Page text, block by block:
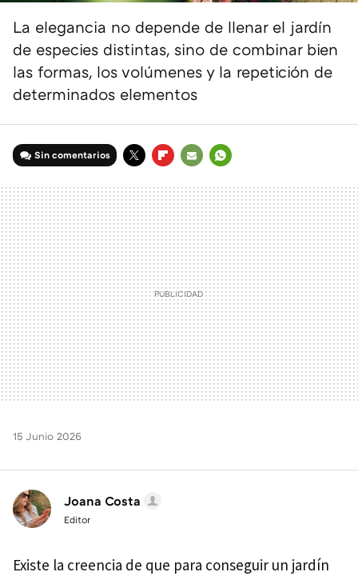
La elegancia no depende de llenar el jardín
de especies distintas, sino de combinar bien
las formas, los volúmenes y la repetición de
determinados elementos
Sin comentarios
MAIL
15 Junio 2026
Joana Costa
Editor
Existe la creencia de que para conseguir un jardín